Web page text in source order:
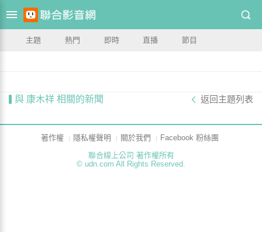
主題 熱門 即時 直播 節目
與 康木祥 相關的新聞 返回主題列表
著作權 隱私權聲明 關於我們
Facebook 粉絲團
聯合線上公司 著作權所有
© udn.com All Rights Reserved.